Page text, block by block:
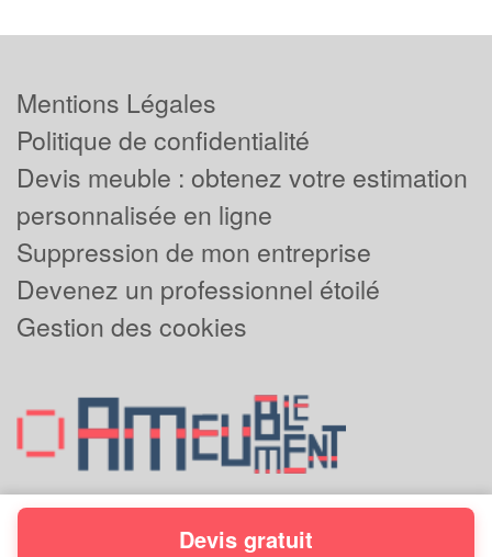
Mentions Légales
Politique de confidentialité
Devis meuble : obtenez votre estimation
personnalisée en ligne
Suppression de mon entreprise
Devenez un professionnel étoilé
Gestion des cookies
Devis gratuit